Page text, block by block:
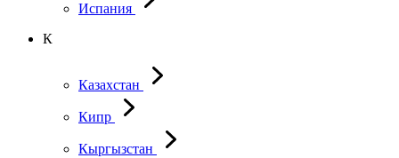
Испания
К
Казахстан
Кипр
Кыргызстан